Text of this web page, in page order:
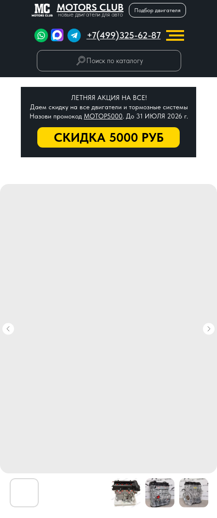
MOTORS CLUB
новые двигатели для авто
Подбор двигателя
+7(499)325-62-87
Поиск по каталогу
СКИДКА 5000 РУБ
ЛЕТНЯЯ АКЦИЯ НА ВСЕ!
Даем скидку на все двигатели и тормозные системы
Назови промокод МОТОР5000. До 31 ИЮЛЯ 2026 г.